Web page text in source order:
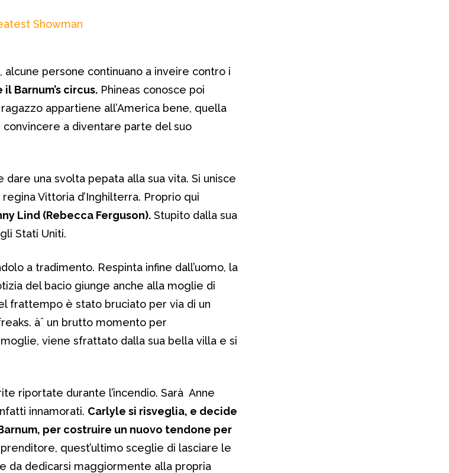
persone continuano a inveire contro i
Barnum’s circus. Phineas conosce poi
appartiene all’America bene, quella
a diventare parte del suo
una svolta pepata alla sua vita. Si unisce
Vittoria d’Inghilterra. Proprio qui
Lind (Rebecca Ferguson). Stupito dalla sua
Stati Uniti.
a tradimento. Respinta infine dall’uomo, la
del bacio giunge anche alla moglie di
frattempo è stato bruciato per via di un
àˆ un brutto momento per
viene sfrattato dalla sua bella villa e si
riportate durante l’incendio. Sarà Anne
innamorati. Carlyle si risveglia, e decide
per costruire un nuovo tendone per
quest’ultimo sceglie di lasciare le
da dedicarsi maggiormente alla propria